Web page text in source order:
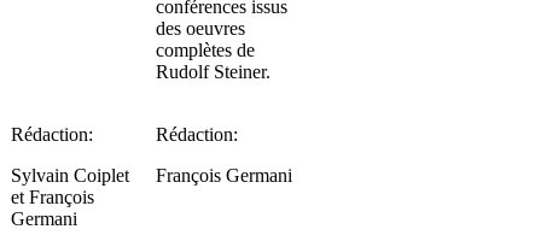
conférences issus
des oeuvres
complètes de
Rudolf Steiner.
Rédaction:
Sylvain Coiplet
et François
Germani
Rédaction:
François Germani